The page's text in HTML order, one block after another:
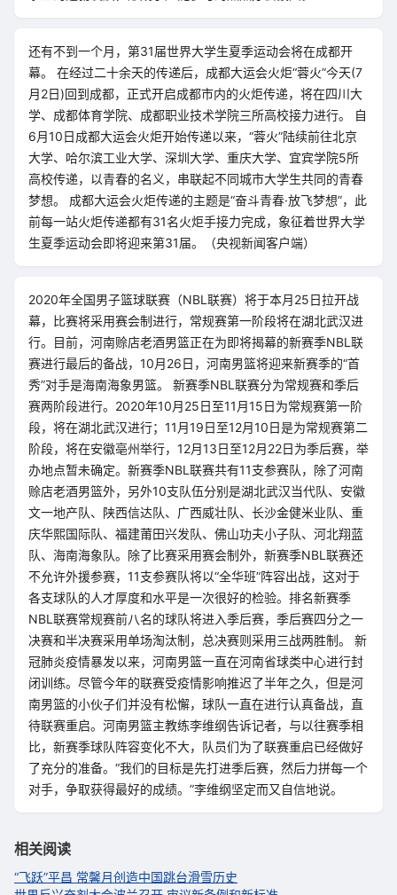
还有不到一个月，第31届世界大学生夏季运动会将在成都开
幕。 在经过二十余天的传递后，成都大运会火炬“蓉火”今天(7
月2日)回到成都，正式开启成都市内的火炬传递，将在四川大
学、成都体育学院、成都职业技术学院三所高校接力进行。 自
6月10日成都大运会火炬开始传递以来，“蓉火”陆续前往北京
大学、哈尔滨工业大学、深圳大学、重庆大学、宜宾学院5所
高校传递，以青春的名义，串联起不同城市大学生共同的青春
梦想。 成都大运会火炬传递的主题是“奋斗青春·放飞梦想”，此
前每一站火炬传递都有31名火炬手接力完成，象征着世界大学
生夏季运动会即将迎来第31届。（央视新闻客户端）
2020年全国男子篮球联赛（NBL联赛）将于本月25日拉开战
幕，比赛将采用赛会制进行，常规赛第一阶段将在湖北武汉进
行。目前，河南赊店老酒男篮正在为即将揭幕的新赛季NBL联
赛进行最后的备战，10月26日，河南男篮将迎来新赛季的“首
秀”对手是海南海象男篮。 新赛季NBL联赛分为常规赛和季后
赛两阶段进行。2020年10月25日至11月15日为常规赛第一阶
段，将在湖北武汉进行；11月19日至12月10日是为常规赛第二
阶段，将在安徽亳州举行，12月13日至12月22日为季后赛，举
办地点暂未确定。新赛季NBL联赛共有11支参赛队，除了河南
赊店老酒男篮外，另外10支队伍分别是湖北武汉当代队、安徽
文一地产队、陕西信达队、广西威壮队、长沙金健米业队、重
庆华熙国际队、福建莆田兴发队、佛山功夫小子队、河北翔蓝
队、海南海象队。除了比赛采用赛会制外，新赛季NBL联赛还
不允许外援参赛，11支参赛队将以“全华班”阵容出战，这对于
各支球队的人才厚度和水平是一次很好的检验。排名新赛季
NBL联赛常规赛前八名的球队将进入季后赛，季后赛四分之一
决赛和半决赛采用单场淘汰制，总决赛则采用三战两胜制。 新
冠肺炎疫情暴发以来，河南男篮一直在河南省球类中心进行封
闭训练。尽管今年的联赛受疫情影响推迟了半年之久，但是河
南男篮的小伙子们并没有松懈，球队一直在进行认真备战，直
待联赛重启。河南男篮主教练李维纲告诉记者，与以往赛季相
比，新赛季球队阵容变化不大，队员们为了联赛重启已经做好
了充分的准备。“我们的目标是先打进季后赛，然后力拼每一个
对手，争取获得最好的成绩。”李维纲坚定而又自信地说。
相关阅读
“飞跃”平昌 常馨月创造中国跳台滑雪历史